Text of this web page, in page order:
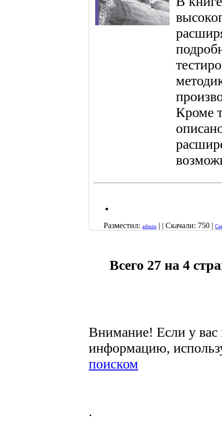
Кроме
Разместил: admin | | Скачали: 750 |
Всего 27 на 4
Внимание! Если у
информацию,
поиском
.